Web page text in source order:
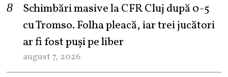
Schimbări masive la CFR Cluj după 0-5
cu Tromso. Folha pleacă, iar trei jucători
ar fi fost puși pe liber
august 7, 2026